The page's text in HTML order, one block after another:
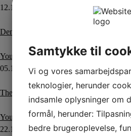
12.11.2019
Den allersidste dans
YouTube
05.11.2019
The Little Farmer (årsdans)
YouTube
22.10.2019
Samtykke til
Vi og vores
teknologier, herunder
indsamle oplysninger om
formål, herunder:
bedre brugeroplevelse,